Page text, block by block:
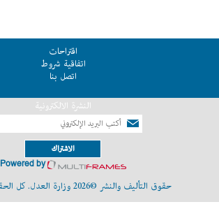
اقتراحات
اتفاقية شروط
اتصل بنا
النشرة الالكترونية
الاشتراك
Powered by
حقوق التأليف والنشر ©2026 وزارة العدل. كل الحقوق محفوظة.